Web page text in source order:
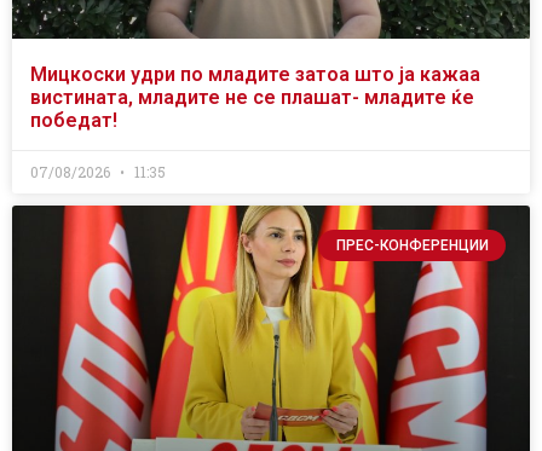
Мицкоски удри по младите затоа што ја кажаа
вистината, младите не се плашат- младите ќе
победат!
07/08/2026 11:35
ПРЕС-КОНФЕРЕНЦИИ